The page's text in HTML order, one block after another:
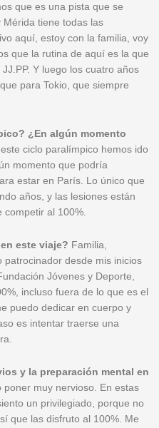
que es una pista que se
tiene todas las
aquí, estoy con la familia, voy
que la rutina de aquí es la que
Y luego los cuatro años
para Tokio, que siempre
¿En algún momento
este ciclo paralímpico hemos ido
momento que podría
estar en París. Lo único que
años, y las lesiones están
al 100%.
este viaje? Familia,
desde mis inicios
Jóvenes y Deporte,
incluso fuera de lo que es el
puedo dedicar en cuerpo y
es intentar traerse una
y la preparación mental en
poner muy nervioso. En estas
un privilegiado, porque no
que las disfruto al 100%. Me